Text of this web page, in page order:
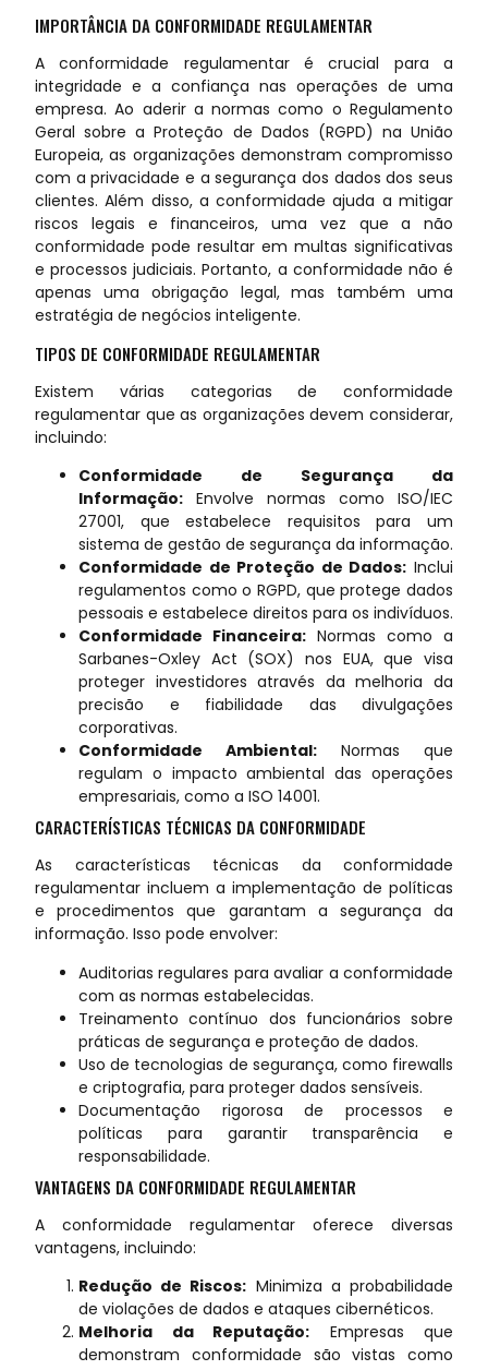
IMPORTÂNCIA DA CONFORMIDADE REGULAMENTAR
A conformidade regulamentar é crucial para a
integridade e a confiança nas operações de uma
empresa. Ao aderir a normas como o Regulamento
Geral sobre a Proteção de Dados (RGPD) na União
Europeia, as organizações demonstram compromisso
com a privacidade e a segurança dos dados dos seus
clientes. Além disso, a conformidade ajuda a mitigar
riscos legais e financeiros, uma vez que a não
conformidade pode resultar em multas significativas
e processos judiciais. Portanto, a conformidade não é
apenas uma obrigação legal, mas também uma
estratégia de negócios inteligente.
TIPOS DE CONFORMIDADE REGULAMENTAR
Existem várias categorias de conformidade
regulamentar que as organizações devem considerar,
incluindo:
Conformidade de Segurança da
Informação: Envolve normas como ISO/IEC
27001, que estabelece requisitos para um
sistema de gestão de segurança da informação.
Conformidade de Proteção de Dados: Inclui
regulamentos como o RGPD, que protege dados
pessoais e estabelece direitos para os indivíduos.
Conformidade Financeira: Normas como a
Sarbanes-Oxley Act (SOX) nos EUA, que visa
proteger investidores através da melhoria da
precisão e fiabilidade das divulgações
corporativas.
Conformidade Ambiental: Normas que
regulam o impacto ambiental das operações
empresariais, como a ISO 14001.
CARACTERÍSTICAS TÉCNICAS DA CONFORMIDADE
As características técnicas da conformidade
regulamentar incluem a implementação de políticas
e procedimentos que garantam a segurança da
informação. Isso pode envolver:
Auditorias regulares para avaliar a conformidade
com as normas estabelecidas.
Treinamento contínuo dos funcionários sobre
práticas de segurança e proteção de dados.
Uso de tecnologias de segurança, como firewalls
e criptografia, para proteger dados sensíveis.
Documentação rigorosa de processos e
políticas para garantir transparência e
responsabilidade.
VANTAGENS DA CONFORMIDADE REGULAMENTAR
A conformidade regulamentar oferece diversas
vantagens, incluindo:
Redução de Riscos: Minimiza a probabilidade
de violações de dados e ataques cibernéticos.
Melhoria da Reputação: Empresas que
demonstram conformidade são vistas como